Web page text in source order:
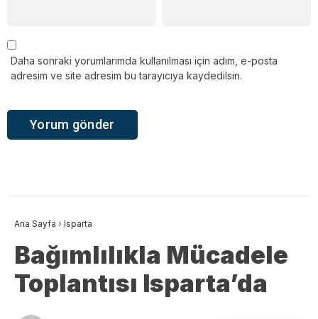
Daha sonraki yorumlarımda kullanılması için adım, e-posta
adresim ve site adresim bu tarayıcıya kaydedilsin.
Ana Sayfa › Isparta
Bağımlılıkla Mücadele
Toplantısı Isparta’da